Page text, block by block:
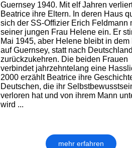
Guernsey 1940. Mit elf Jahren
Beatrice ihre Eltern. In deren Haus
sich der SS-Offizier Erich Feldmann
seiner jungen Frau Helene ein. Er
Mai 1945, aber Helene bleibt in dem
auf Guernsey, statt nach Deutschland
zurückzukehren. Die beiden Frauen
verbindet jahrzehntelang eine
2000 erzählt Beatrice ihre
Deutschen, die ihr
verloren hat und von ihrem Mann
wird ...
mehr erfahren